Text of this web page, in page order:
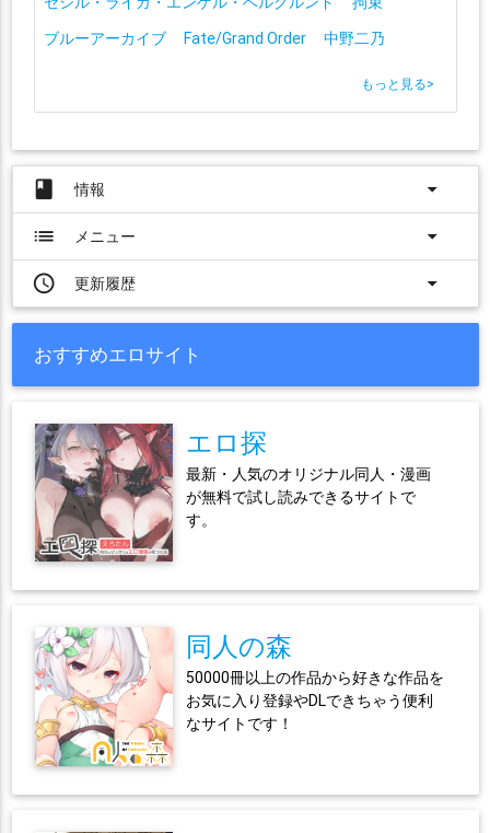
ブルーアーカイブ
Fate/Grand Order 中野二乃
もっと見る>
book 情報
arrow_drop_down
list
メニュー
arrow_drop_down
access_time
更新履歴 arrow_drop_down
おすすめエロサイト
エロ探
最新・人気のオリジナル同人・漫画
が無料で試し読みできるサイトで
す。
同人の森
50000冊以上の作品から好きな作品を
お気に入り登録やDLできちゃう便利
なサイトです！